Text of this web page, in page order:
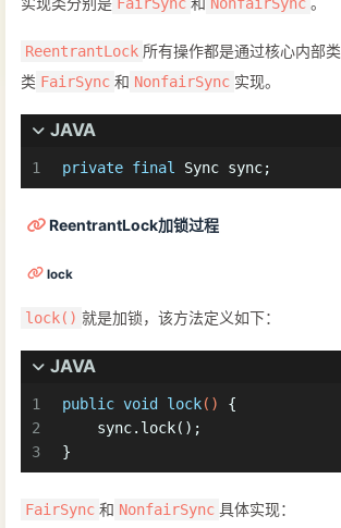
ReentrantLock 所有操作都是通过核心内部类
类 FairSync 和 NonfairSync 实现。
JAVA
1 private final Sync sync;
ReentrantLock加锁过程
lock
lock() 就是加锁，该方法定义如下：
JAVA
1
2
3
public void lock()
{
    sync.lock();
}
FairSync 和 NonfairSync 具体实现：